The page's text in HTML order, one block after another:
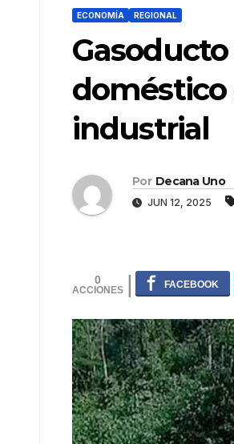
ECONOMÍA REGIONAL
doméstico
industrial
Por Decana Uno
JUN 12, 2025
0